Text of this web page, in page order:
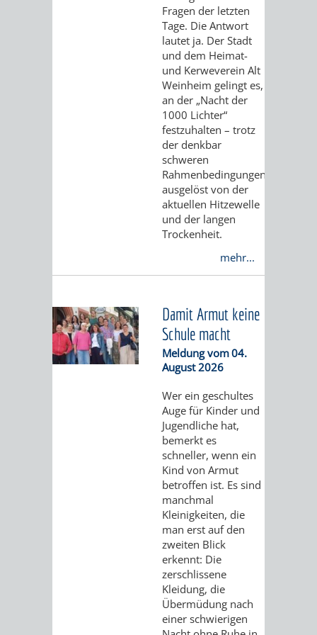
DULGER-
BAD
VEREINE
STRASSENBAUMASSNAHMEN OB
ERFLOCKENBACH
BAUPLANUNTERLAGEN
VERANSTALTUNG
NEUBAU
BETRIEBSGEBÄUDE
HAUPTFRIEDHOF
WOHNGEBÄUDES
AKTUELLE
IN
DER
STADTENTWICKLUNG
STADTENTWICKLUNG
VERKEHRSPLANUNG
STÄDTEBAULICHER
RAHMENPLAN
VERKEHRSPLANUNG
FLÄCHENNUTZUNGSPLAN
BEBAUUNGSPLÄNE
ALLGEMEINE
INFORMATIONEN
AKTUELLE
BEBAUUNGSPLAN-
ENTWICKLUNGS-
UND
NUTZUNGSKONZEPTE
WIRTSCHAFT
STANDORTPORTRAIT
VERKEHRSANBINDUNG
/
LAGE
/
ZAHLEN
/
FAKTEN
UNTERNEHMEN
GEWERBEFLÄCHEN
/
-
IMMOBILIEN
NORD
ANGEBOTE
/
STADTMARKETING
/
EINZELHANDEL
ÜBER
UNS
INNENSTADTAKTIONEN
WEINHEIMER
WEINHEIMER
Fragen der letzten
Tage. Die Antwort
lautet ja. Der Stadt
und dem Heimat-
und Kerweverein Alt
Weinheim gelingt es,
an der „Nacht der
1000 Lichter“
festzuhalten – trotz
der denkbar
schweren
Rahmenbedingungen,
ausgelöst von der
aktuellen Hitzewelle
und der langen
Trockenheit.
mehr...
Damit Armut keine
Schule macht
Meldung vom04.
August 2026
Wer ein geschultes
Auge für Kinder und
Jugendliche hat,
bemerkt es
schneller, wenn ein
Kind von Armut
betroffen ist. Es sind
manchmal
Kleinigkeiten, die
man erst auf den
zweiten Blick
erkennt: Die
zerschlissene
Kleidung, die
Übermüdung nach
einer schwierigen